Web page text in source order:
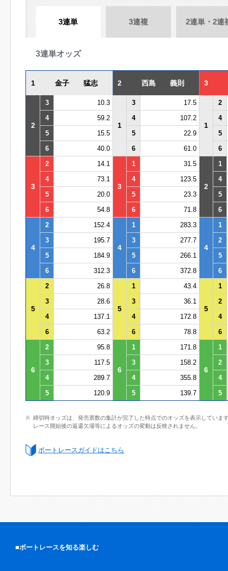
3連単 3連複 2連単・2連
3連単オッズ
1 金子 猛志 2 西島 義則 3
2
3 10.3
1
3 17.5
1
2
4
59.2 4 107.2
4
5
15.5 5 22.9
5
6
40.0 6 61.0 6
3
2 14.1
3
1 31.5
2
1
4
73.1 4 123.5
4
5
20.0 5 23.3
5
6
54.8 6 71.8 6
4
2 152.4
4
1 283.3
4
1
3
195.7 3 277.7
2
5
184.9 5 266.1
5
6
312.3 6 372.8 6
5
2 26.8
5
1 43.4
5
1
3
28.6 3 36.1
2
4
137.1 4 172.8
4
6
63.2 6 78.8 6
6
2 95.8
6
1 171.8
6
1
3
117.5 3 158.2
2
4
289.7 4 355.8
4
5
120.9 5 139.7 5
締切時オッズは、発売票数の集計が完了した時点でのオッズを表示していま
レース開始後の返還欠場等によるオッズの変動は反映されません。
ボートレースガイドはこちら
■ボートレースを知る楽しむ